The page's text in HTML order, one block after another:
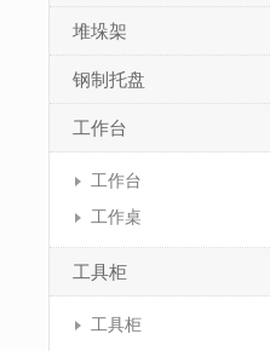
堆垛架
钢制托盘
工作台
工作台
工作桌
工具柜
工具柜